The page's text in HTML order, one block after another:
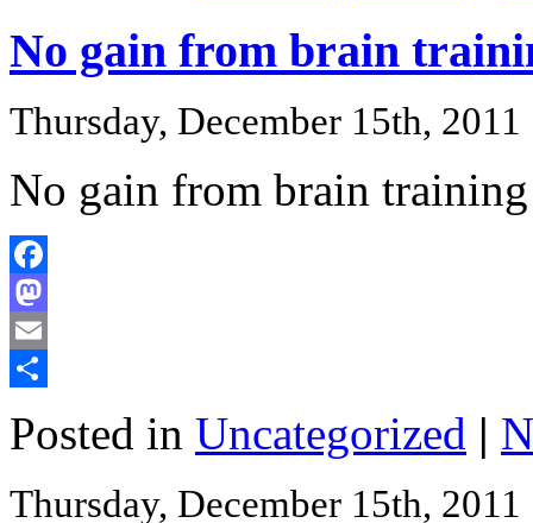
No gain from brain
Thursday, December 15th, 2011
No gain from brain
Facebook
Mastodon
Email
Posted in Uncategorized |
Thursday, December 15th, 2011